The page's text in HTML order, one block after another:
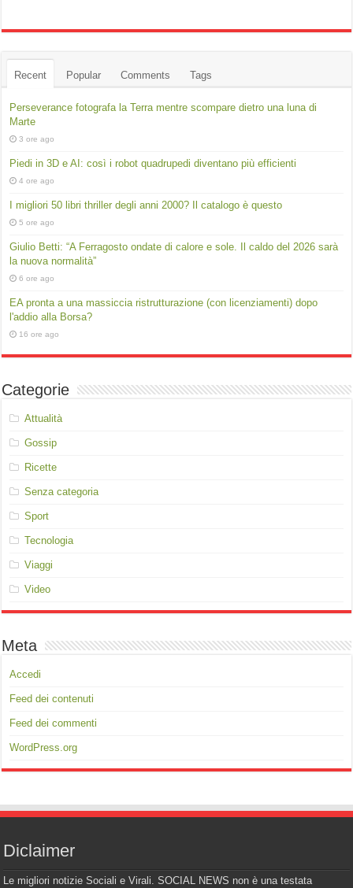
Recent Popular Comments Tags
Perseverance fotografa la Terra mentre scompare dietro una luna di
Marte
3 ore ago
Piedi in 3D e AI: così i robot quadrupedi diventano più efficienti
4 ore ago
I migliori 50 libri thriller degli anni 2000? Il catalogo è questo
5 ore ago
Giulio Betti: “A Ferragosto ondate di calore e sole. Il caldo del 2026 sarà
la nuova normalità”
6 ore ago
EA pronta a una massiccia ristrutturazione (con licenziamenti) dopo
l'addio alla Borsa?
16 ore ago
Categorie
Attualità
Gossip
Ricette
Senza categoria
Sport
Tecnologia
Viaggi
Video
Meta
Accedi
Feed dei contenuti
Feed dei commenti
WordPress.org
Diclaimer
Le migliori notizie Sociali e Virali. SOCIAL NEWS non è una testata